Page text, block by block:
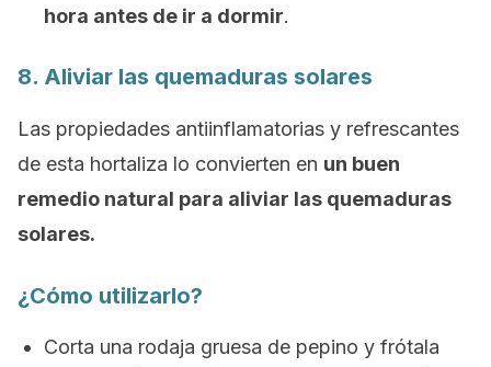
hora antes de ir a dormir.
8. Aliviar las quemaduras solares
Las propiedades antiinflamatorias y refrescantes
de esta hortaliza lo convierten en un buen
remedio natural para aliviar las quemaduras
solares.
¿Cómo utilizarlo?
Corta una rodaja gruesa de pepino y frótala